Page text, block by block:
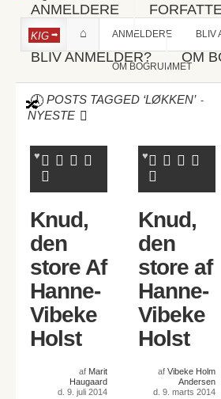
ANMELDERE
BLIV ANMELDER? OM
KIG ANMELDERE BLIV
OM BOGRUMMET
POSTS TAGGED ‘LØKKEN’ -
NYESTE
Knud,
den
store Af
Hanne-
Vibeke
Holst
af Marit
Haugaard
d. 9. juli 2014
Knud,
den
store af
Hanne-
Vibeke
Holst
af Vibeke Holm
Andersen
d. 9. marts 2014